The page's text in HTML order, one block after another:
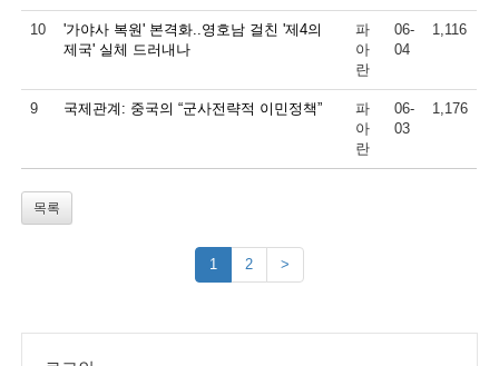
10
'가야사 복원' 본격화..영호남 걸친 '제4의
제국' 실체 드러내나
파
아
란
06-
04
1,116
9 국제관계: 중국의 “군사전략적 이민정책”
파
아
란
06-
03
1,176
목록
1 2 >